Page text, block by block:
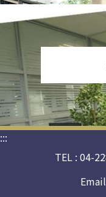
:::
TEL : 04-